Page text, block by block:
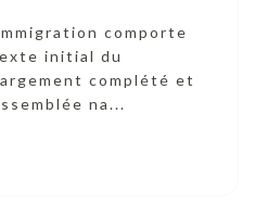
comporte
initial du
complété et
na...